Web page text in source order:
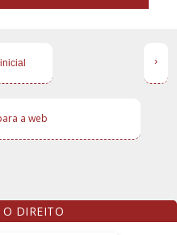
›
a web
DIREITO